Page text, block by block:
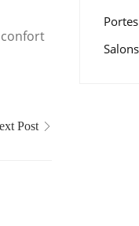
Post
Salons